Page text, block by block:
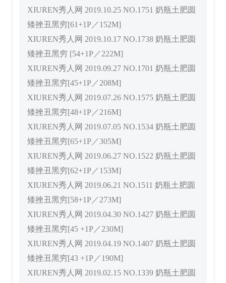
XIUREN秀人网 2019.10.25 NO.1751 奶瓶土肥圆
矮挫丑黑穷[61+1P／152M]
XIUREN秀人网 2019.10.17 NO.1738 奶瓶土肥圆
矮挫丑黑穷 [54+1P／222M]
XIUREN秀人网 2019.09.27 NO.1701 奶瓶土肥圆
矮挫丑黑穷[45+1P／208M]
XIUREN秀人网 2019.07.26 NO.1575 奶瓶土肥圆
矮挫丑黑穷[48+1P／216M]
XIUREN秀人网 2019.07.05 NO.1534 奶瓶土肥圆
矮挫丑黑穷[65+1P／305M]
XIUREN秀人网 2019.06.27 NO.1522 奶瓶土肥圆
矮挫丑黑穷[62+1P／153M]
XIUREN秀人网 2019.06.21 NO.1511 奶瓶土肥圆
矮挫丑黑穷[58+1P／273M]
XIUREN秀人网 2019.04.30 NO.1427 奶瓶土肥圆
矮挫丑黑穷[45 +1P／230M]
XIUREN秀人网 2019.04.19 NO.1407 奶瓶土肥圆
矮挫丑黑穷[43 +1P／190M]
XIUREN秀人网 2019.02.15 NO.1339 奶瓶土肥圆